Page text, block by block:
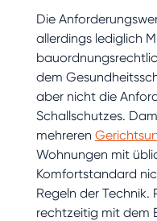
Die
allerdings lediglich
dem
aber nicht die
Schallschutzes.
mehreren
Wohnungen mit
Komfortstandard
Regeln der Technik.
rechtzeitig mit dem